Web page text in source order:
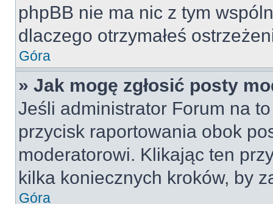
phpBB nie ma nic z tym
dlaczego otrzymałeś
Góra
» Jak mogę zgłosić posty
Jeśli administrator Forum na
przycisk raportowania obok
moderatorowi. Klikając ten
kilka koniecznych kroków, by
Góra